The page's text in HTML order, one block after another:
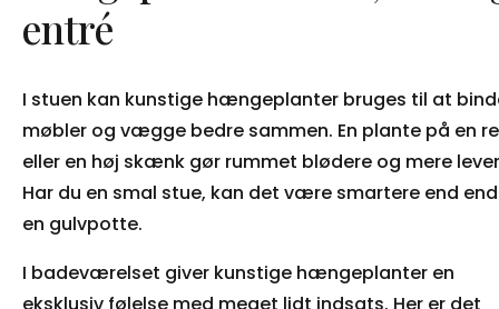
entré
I stuen kan kunstige hængeplanter bruges til at
møbler og vægge bedre sammen. En plante på en
eller en høj skænk gør rummet blødere og mere
Har du en smal stue, kan det være smartere end
en gulvpotte.
I badeværelset giver kunstige hængeplanter en
eksklusiv følelse med meget lidt indsats. Her er det